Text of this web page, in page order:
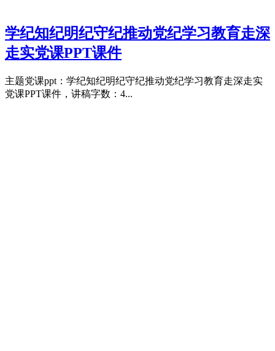
学纪知纪明纪守纪推动党纪学习教育走深
走实党课PPT课件
主题党课ppt：学纪知纪明纪守纪推动党纪学习教育走深走实
党课PPT课件，讲稿字数：4...